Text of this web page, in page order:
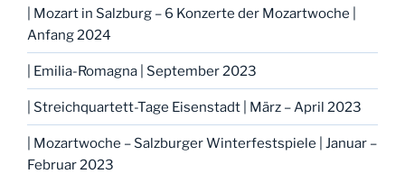
| Mozart in Salzburg – 6 Konzerte der Mozartwoche |
Anfang 2024
| Emilia-Romagna | September 2023
| Streichquartett-Tage Eisenstadt | März – April 2023
| Mozartwoche – Salzburger Winterfestspiele | Januar –
Februar 2023